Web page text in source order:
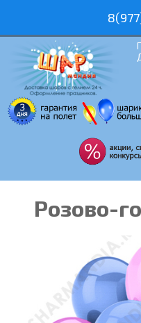
Розово-